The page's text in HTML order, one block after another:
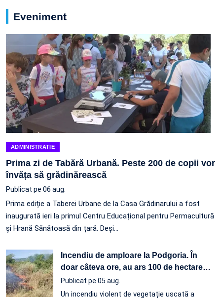
Eveniment
ADMINISTRATIE
Prima zi de Tabără Urbană. Peste 200 de copii vor
învăța să grădinărească
Publicat pe 06 aug.
Prima ediție a Taberei Urbane de la Casa Grădinarului a fost
inaugurată ieri la primul Centru Educațional pentru Permacultură
și Hrană Sănătoasă din țară. Deși…
Incendiu de amploare la Podgoria. În
doar câteva ore, au ars 100 de hectare…
Publicat pe 05 aug.
Un incendiu violent de vegetație uscată a